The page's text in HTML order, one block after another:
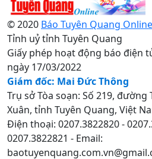
© 2020 Báo Tuyên Quang Online
Tỉnh uỷ tỉnh Tuyên Quang
Giấy phép hoạt động báo điện
ngày 17/03/2022
Giám đốc: Mai Đức Thông
Trụ sở Tòa soạn: Số 219,
Xuân, tỉnh Tuyên Quang, Việt
Điện thoại: 0207.3822820 -
0207.3822821 - Email: